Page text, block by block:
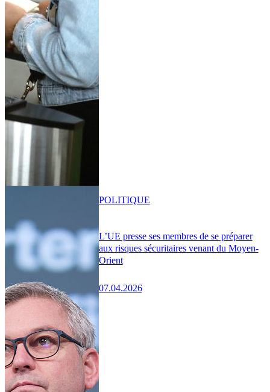
L’UE presse ses membres de se préparer
aux risques sécuritaires venant du Moyen-
Orient
07.04.2026
POLITIQUE